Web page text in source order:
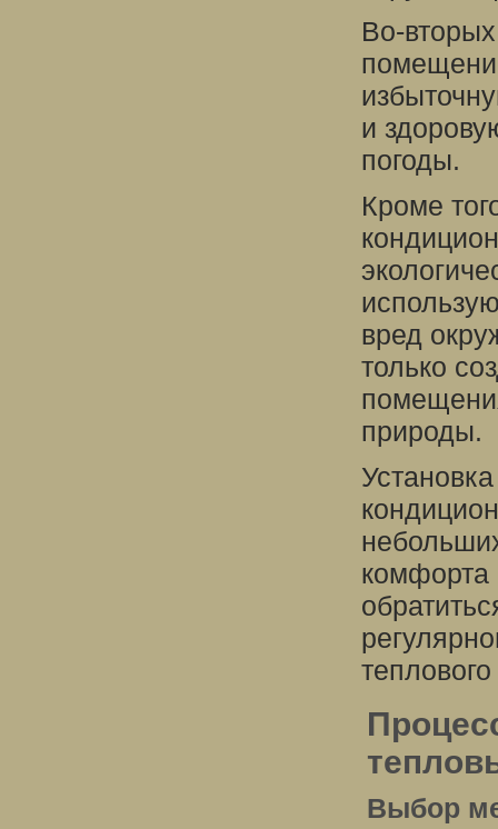
Во-
и
погоды.
Кроме
вред
только
природы.
комфорта
Выбор